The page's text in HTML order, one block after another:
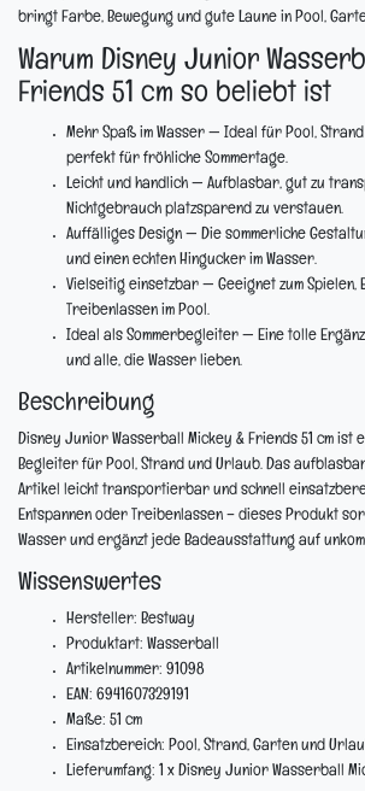
bringt Farbe, Bewegung und gute Laune in Pool,
Warum Disney Junior
Friends 51 cm so beliebt ist
Mehr Spaß im Wasser — Ideal für Pool,
perfekt für fröhliche Sommertage.
Leicht und handlich — Aufblasbar, gut zu
Nichtgebrauch platzsparend zu verstauen.
Auffälliges Design — Die sommerliche
und einen echten Hingucker im Wasser.
Vielseitig einsetzbar — Geeignet zum Spielen,
Treibenlassen im Pool.
Ideal als Sommerbegleiter — Eine tolle
und alle, die Wasser lieben.
Beschreibung
Disney Junior Wasserball Mickey & Friends 51 cm ist
Begleiter für Pool, Strand und Urlaub. Das
Artikel leicht transportierbar und schnell
Entspannen oder Treibenlassen – dieses Produkt
Wasser und ergänzt jede Badeausstattung auf
Wissenswertes
Hersteller: Bestway
Produktart: Wasserball
Artikelnummer: 91098
EAN: 6941607329191
Maße: 51 cm
Einsatzbereich: Pool, Strand, Garten und
Lieferumfang: 1 x Disney Junior Wasserball